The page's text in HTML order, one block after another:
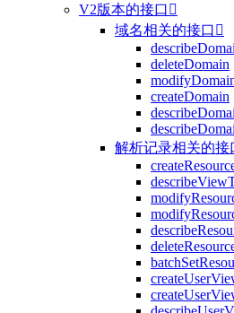
V2版本的接口 
域名相关的接口 
deleteDomain
createDomain
解析记录相关的接